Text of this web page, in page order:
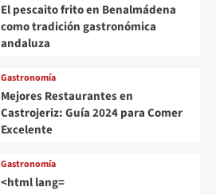
El pescaito frito en Benalmádena
como tradición gastronómica
andaluza
Gastronomía
Mejores Restaurantes en
Castrojeriz: Guía 2024 para Comer
Excelente
Gastronomía
<html lang=